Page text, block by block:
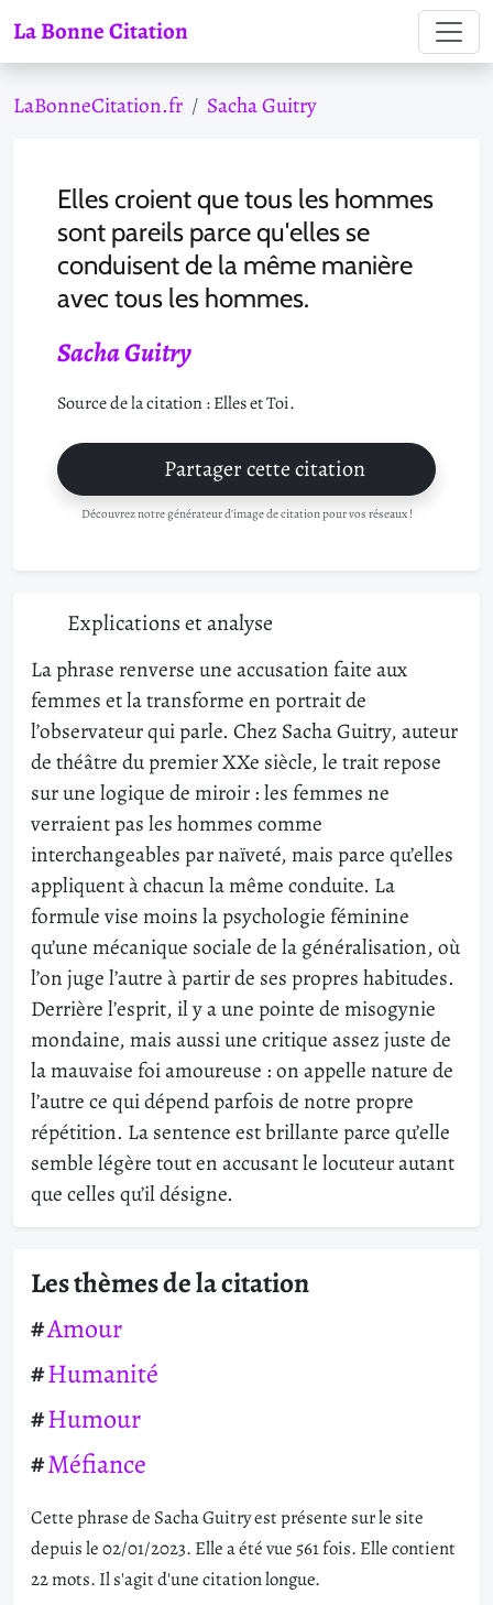
La Bonne Citation
LaBonneCitation.fr Sacha Guitry
Elles croient que tous les hommes
sont pareils parce qu'elles se
conduisent de la même manière
avec tous les hommes.
Sacha Guitry
Source de la citation : Elles et Toi.
Partager cette citation
Découvrez notre générateur d'image de citation pour vos réseaux !
Explications et analyse
La phrase renverse une accusation faite aux
femmes et la transforme en portrait de
l’observateur qui parle. Chez Sacha Guitry, auteur
de théâtre du premier XXe siècle, le trait repose
sur une logique de miroir : les femmes ne
verraient pas les hommes comme
interchangeables par naïveté, mais parce qu’elles
appliquent à chacun la même conduite. La
formule vise moins la psychologie féminine
qu’une mécanique sociale de la généralisation, où
l’on juge l’autre à partir de ses propres habitudes.
Derrière l’esprit, il y a une pointe de misogynie
mondaine, mais aussi une critique assez juste de
la mauvaise foi amoureuse : on appelle nature de
l’autre ce qui dépend parfois de notre propre
répétition. La sentence est brillante parce qu’elle
semble légère tout en accusant le locuteur autant
que celles qu’il désigne.
Les thèmes de la citation
Amour
Humanité
Humour
Méfiance
Cette phrase de Sacha Guitry est présente sur le site
depuis le 02/01/2023. Elle a été vue 561 fois. Elle contient
22 mots. Il s'agit d'une citation longue.